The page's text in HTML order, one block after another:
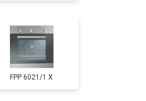
FPP 6021/1 X